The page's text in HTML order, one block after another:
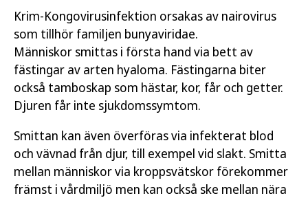
Krim-Kongovirusinfektion orsakas av nairovirus
som tillhör familjen bunyaviridae.
Människor smittas i första hand via bett av
fästingar av arten hyaloma. Fästingarna biter
också tamboskap som hästar, kor, får och getter.
Djuren får inte sjukdomssymtom.
Smittan kan även överföras via infekterat blod
och vävnad från djur, till exempel vid slakt. Smitta
mellan människor via kroppsvätskor förekommer
främst i vårdmiljö men kan också ske mellan nära